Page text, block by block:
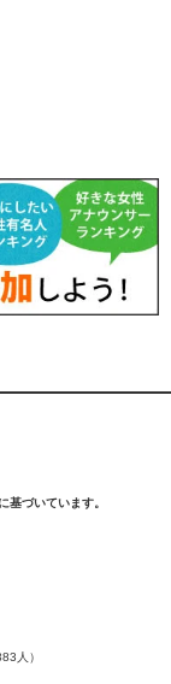
基づいています。
人）